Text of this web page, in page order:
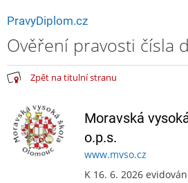
PravyDiplom.cz
Ověření pravosti čísla
Zpět na titulní stranu
Moravská
o.p.s.
www.mvso.cz
K 16. 6. 2026